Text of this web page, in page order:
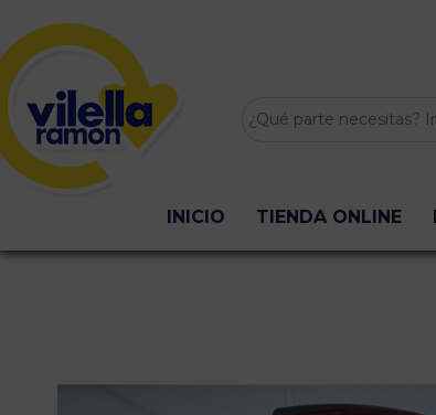
INICIO TIENDA ONLINE